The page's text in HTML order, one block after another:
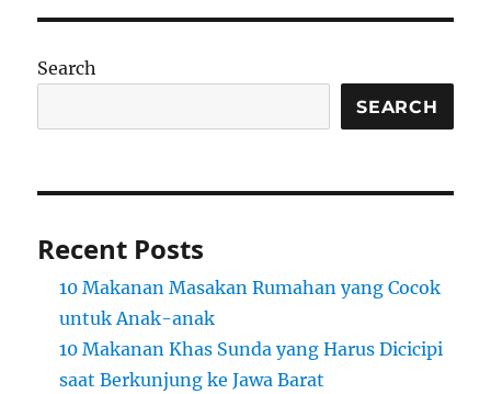
Search
SEARCH
Recent Posts
10 Makanan Masakan Rumahan yang Cocok
untuk Anak-anak
10 Makanan Khas Sunda yang Harus Dicicipi
saat Berkunjung ke Jawa Barat